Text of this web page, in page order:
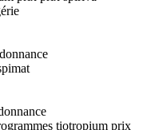
tiotropium prix